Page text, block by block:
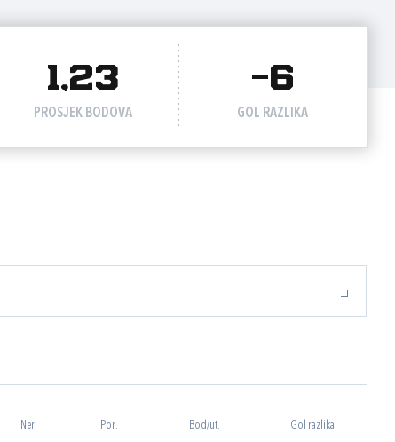
1,23
PROSJEK BODOVA
-6
GOL RAZLIKA
Ner. Por. Bod/ut. Gol razlika